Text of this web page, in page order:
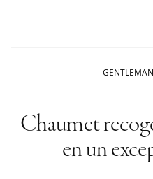
GENTLEMAN
Chaumet
en un